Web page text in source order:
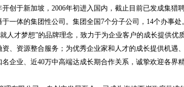
创于新加坡，2006年初进入国内，截止目前已发成集猎
一体的集团性公司。集团全国7个分子公司，14个办事处。
才梦想”的品牌理念，致力于为企业客户的成长提供优
、资源整合服务；为优秀企业家和人才的成长提供机遇
企业、近40万中高端达成长期合作关系，诚挚欢迎各界